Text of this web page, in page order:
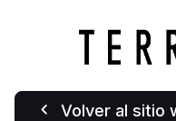
Volver al sitio